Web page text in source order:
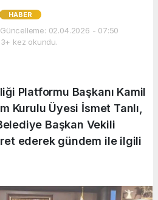
HABER
02.04.2026 - 07:50
kez okundu.
Platformu Başkanı Kamil
Kurulu Üyesi İsmet Tanlı,
Başkan Vekili
ederek gündem ile ilgili